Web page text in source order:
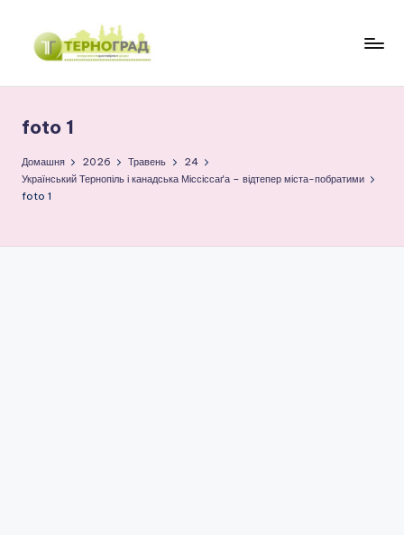
Перейти
р
н
о
цікаво
foto 1
Домашня 2026 Травень
24
Український Тернопіль і канадська Міссіссаґа – відтепер міста-побратими
foto 1